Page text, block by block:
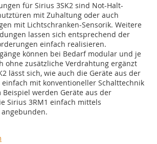
für Sirius 3SK2 sind Not-Halt-
mit Zuhaltung oder auch
mit Lichtschranken-Sensorik. Weitere
lassen sich entsprechend der
einfach realisieren.
können bei Bedarf modular und je
ohne zusätzliche Verdrahtung ergänzt
lässt sich, wie auch die Geräte aus der
einfach mit konventioneller Schalttechnik
werden Geräte aus der
Sirius 3RM1 einfach mittels